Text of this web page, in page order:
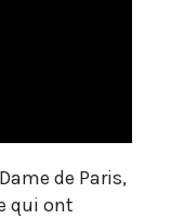
de Paris,
qui ont